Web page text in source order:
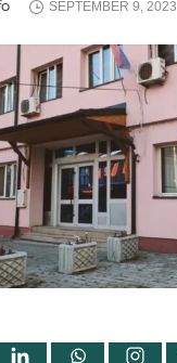
SEPTEMBER 9, 2023